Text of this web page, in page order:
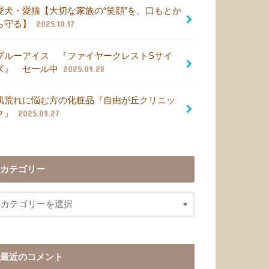
犬・愛猫【大切な家族の“笑顔”を、口もとか
守る】
2025.10.17
ルーアイス 『ファイヤークレストSサイ
』 セール中
2025.09.28
荒れに悩む方の化粧品『自由が丘クリニッ
』
2025.09.27
カテゴリー
最近のコメント